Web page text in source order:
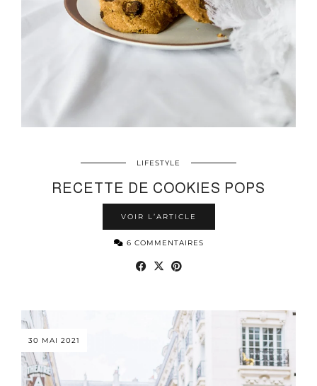
LIFESTYLE
RECETTE DE COOKIES POPS
VOIR L’ARTICLE
6 COMMENTAIRES
30 MAI 2021